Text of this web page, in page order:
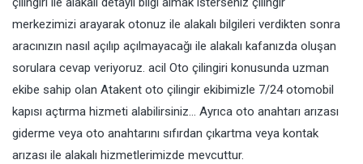
merkezimizi arayarak otonuz ile alakalı bilgileri verdikten sonra
aracınızın nasıl açılıp açılmayacağı ile alakalı kafanızda oluşan
sorulara cevap veriyoruz. acil Oto çilingiri konusunda uzman
ekibe sahip olan Atakent oto çilingir ekibimizle 7/24 otomobil
kapısı açtırma hizmeti alabilirsiniz… Ayrıca oto anahtarı arızası
giderme veya oto anahtarını sıfırdan çıkartma veya kontak
arızası ile alakalı hizmetlerimizde mevcuttur.